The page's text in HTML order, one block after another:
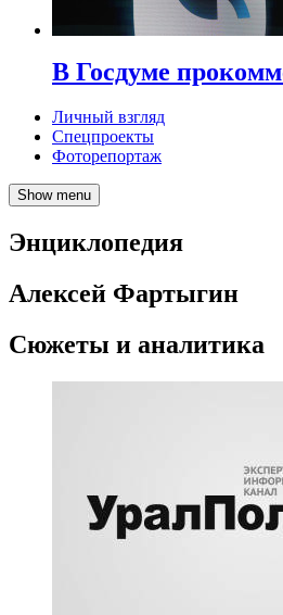
В Госдуме
Личный взгляд
Спецпроекты
Фоторепортаж
Show menu
Энциклопедия
Алексей Фартыгин
Сюжеты и аналитика